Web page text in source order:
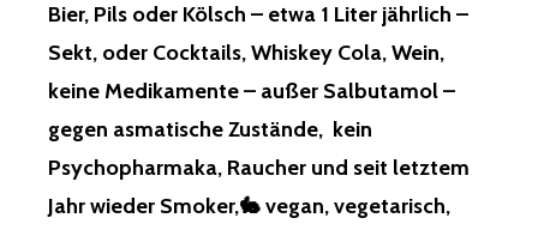
ZOGEN, GÜ
LTIG, FR
S ZU
M JA
.555! 🍦
MOPHERTER ZU
Bier, Pils oder Kölsch – etwa 1 Liter jährlich –
Sekt, oder Cocktails, Whiskey Cola, Wein,
keine Medikamente – außer Salbutamol –
gegen asmatische Zustände, kein
Psychopharmaka, Raucher und seit letztem
Jahr wieder Smoker,🐇 vegan, vegetarisch,